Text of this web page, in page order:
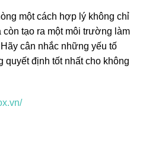
một cách hợp lý không chỉ
tạo ra một môi trường làm
cân nhắc những yếu tố
quyết định tốt nhất cho không